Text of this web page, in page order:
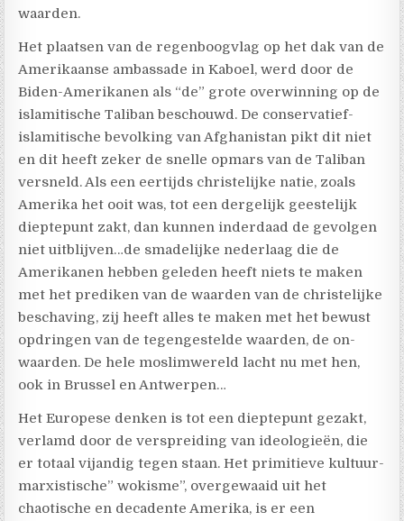
waarden.
Het plaatsen van de regenboogvlag op het dak van de
Amerikaanse ambassade in Kaboel, werd door de
Biden-Amerikanen als “de” grote overwinning op de
islamitische Taliban beschouwd. De conservatief-
islamitische bevolking van Afghanistan pikt dit niet
en dit heeft zeker de snelle opmars van de Taliban
versneld. Als een eertijds christelijke natie, zoals
Amerika het ooit was, tot een dergelijk geestelijk
dieptepunt zakt, dan kunnen inderdaad de gevolgen
niet uitblijven…de smadelijke nederlaag die de
Amerikanen hebben geleden heeft niets te maken
met het prediken van de waarden van de christelijke
beschaving, zij heeft alles te maken met het bewust
opdringen van de tegengestelde waarden, de on-
waarden. De hele moslimwereld lacht nu met hen,
ook in Brussel en Antwerpen…
Het Europese denken is tot een dieptepunt gezakt,
verlamd door de verspreiding van ideologieën, die
er totaal vijandig tegen staan. Het primitieve kultuur-
marxistische” wokisme”, overgewaaid uit het
chaotische en decadente Amerika, is er een